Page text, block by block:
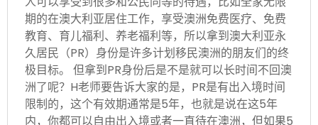
期的在澳大利亚居住工作，享受澳洲免费医疗、免费
教育、育儿福利、养老福利等，所以拿到澳大利亚永
久居民（PR）身份是许多计划移民澳洲的朋友们的终
极目标。 但拿到PR身份后是不是就可以长时间不回澳
洲了呢？H老师要告诉大家的是，PR是有出入境时间
限制的，这个有效期通常是5年，也就是说在这5年
内，你都可以自由出入境或者一直待在澳洲，但如果5